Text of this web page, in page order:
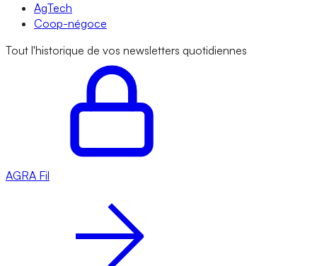
AgTech
Coop-négoce
Tout l'historique de vos newsletters quotidiennes
AGRA Fil